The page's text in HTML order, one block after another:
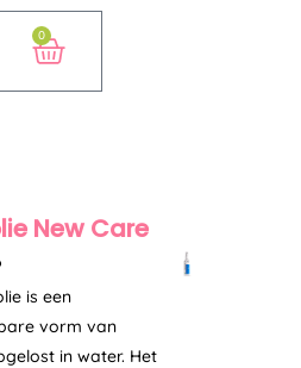
0
Winkelwagen
New Care
is een
vorm van
in water. Het